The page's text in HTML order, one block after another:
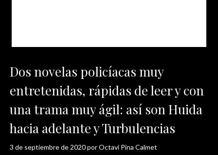
Dos novelas policíacas muy
entretenidas, rápidas de leer y con
una trama muy ágil: así son Huida
hacia adelante y Turbulencias
3 de septiembre de 2020porOctavi Pina Calmet